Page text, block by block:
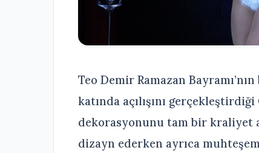
Teo Demir Ramazan
katında açılışını
dekorasyonunu tam bir kraliyet
dizayn ederken ayrıca